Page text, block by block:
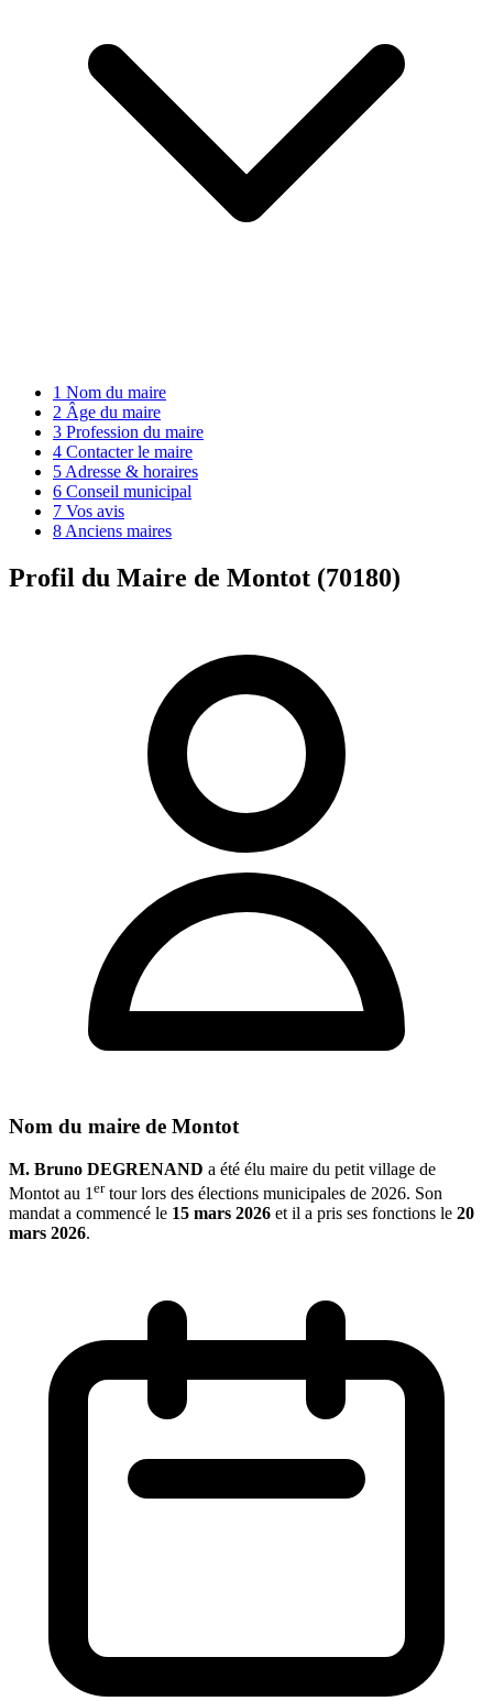
1 Nom du maire
2 Âge du maire
3 Profession du maire
4 Contacter le maire
5 Adresse & horaires
6 Conseil municipal
7 Vos avis
8 Anciens maires
Profil du Maire de Montot (70180)
Nom du maire de Montot
M. Bruno DEGRENAND a été élu maire du petit village de
Montot au 1ertour lors des élections municipales de 2026. Son
mandat a commencé le 15 mars 2026 et il a pris ses fonctions le 20
mars 2026.